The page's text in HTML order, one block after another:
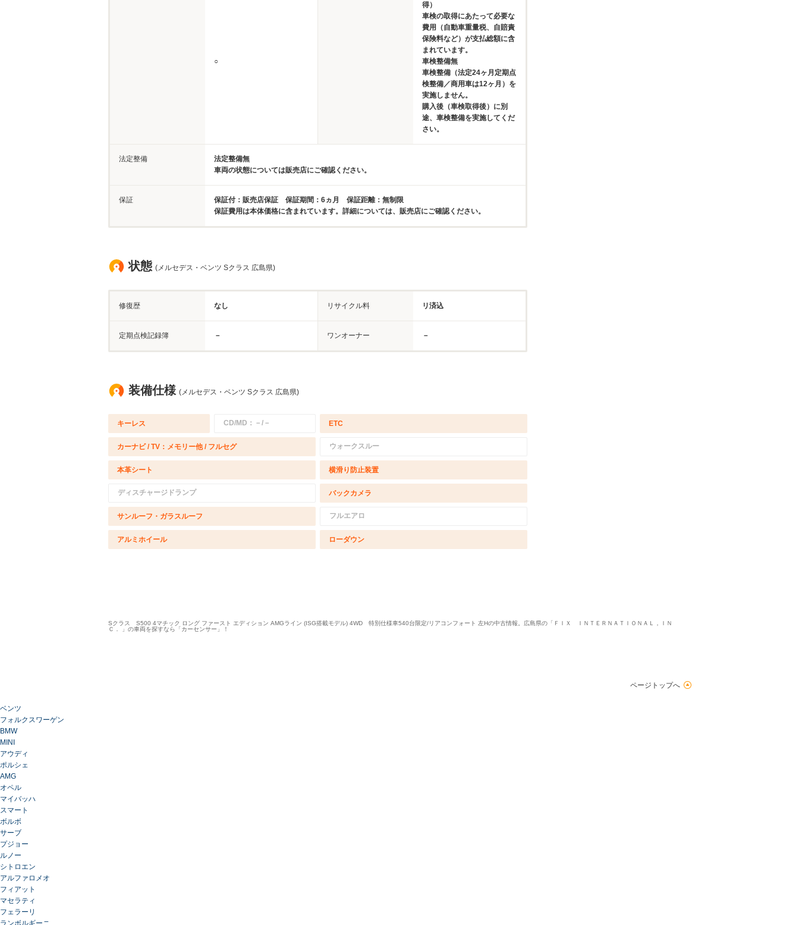
○
得）
車検の取得にあたって必要な
費用（自動車重量税、自賠責
保険料など）が支払総額に含
まれています。
車検整備無
車検整備（法定24ヶ月定期点
検整備／商用車は12ヶ月）を
実施しません。
購入後（車検取得後）に別
途、車検整備を実施してくだ
さい。
法定整備
法定整備無
車両の状態については販売店にご確認ください。
保証
保証付：販売店保証 保証期間：6ヵ月 保証距離：無制限
保証費用は本体価格に含まれています。詳細については、販売店にご確認ください。
状態 (メルセデス・ベンツ Sクラス 広島県)
修復歴 なし リサイクル料 リ済込
定期点検記録簿 － ワンオーナー －
装備仕様 (メルセデス・ベンツ Sクラス 広島県)
キーレス CD/MD：－/－ ETC
カーナビ / TV：メモリー他 / フルセグ ウォークスルー
本革シート 横滑り防止装置
ディスチャージドランプ バックカメラ
サンルーフ・ガラスルーフ フルエアロ
アルミホイール ローダウン
Sクラス S500 4マチック ロング ファースト エディション AMGライン (ISG搭載モデル) 4WD 特別仕様車540台限定/リアコンフォート 左Hの中古情報。広島県の「ＦＩＸ ＩＮＴＥＲＮＡＴＩＯＮＡＬ，ＩＮ
Ｃ． 」の車両を探すなら「カーセンサー」！
ページトップへ
ベンツ
フォルクスワーゲン
BMW
MINI
アウディ
ポルシェ
AMG
オペル
マイバッハ
スマート
ボルボ
サーブ
プジョー
ルノー
シトロエン
アルファロメオ
フィアット
マセラティ
フェラーリ
ランボルギーニ